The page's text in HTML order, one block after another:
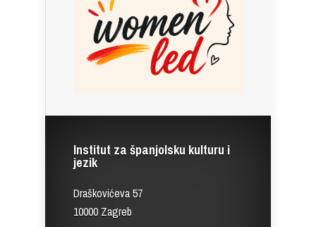
Institut za španjolsku kulturu i
jezik
Draškovićeva 57
10000 Zagreb